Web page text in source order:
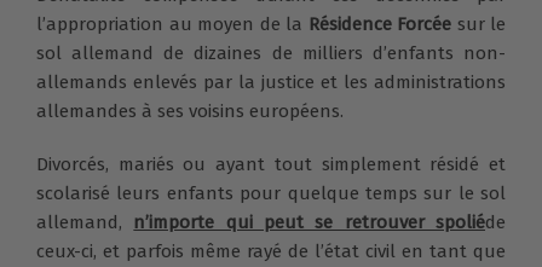
l’appropriation au moyen de la Résidence Forcée sur le
sol allemand de dizaines de milliers d’enfants non-
allemands enlevés par la justice et les administrations
allemandes à ses voisins européens.
Divorcés, mariés ou ayant tout simplement résidé et
scolarisé leurs enfants pour quelque temps sur le sol
allemand, n’importe qui peut se retrouver spoliéde
ceux-ci, et parfois même rayé de l’état civil en tant que